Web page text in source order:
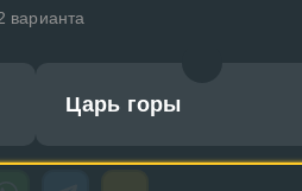
варианта
Царь горы